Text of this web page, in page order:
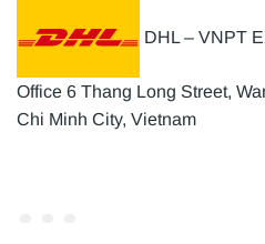
DHL – VNPT
Office 6 Thang Long Street,
Chi Minh City, Vietnam